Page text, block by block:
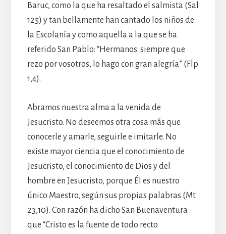
Baruc, como la que ha resaltado el salmista (Sal
125) y tan bellamente han cantado los niños de
la Escolanía y como aquella a la que se ha
referido San Pablo: “Hermanos: siempre que
rezo por vosotros, lo hago con gran alegría” (Flp
1,4).
Abramos nuestra alma a la venida de
Jesucristo. No deseemos otra cosa más que
conocerle y amarle, seguirle e imitarle. No
existe mayor ciencia que el conocimiento de
Jesucristo, el conocimiento de Dios y del
hombre en Jesucristo, porque Él es nuestro
único Maestro, según sus propias palabras (Mt
23,10). Con razón ha dicho San Buenaventura
que “Cristo es la fuente de todo recto